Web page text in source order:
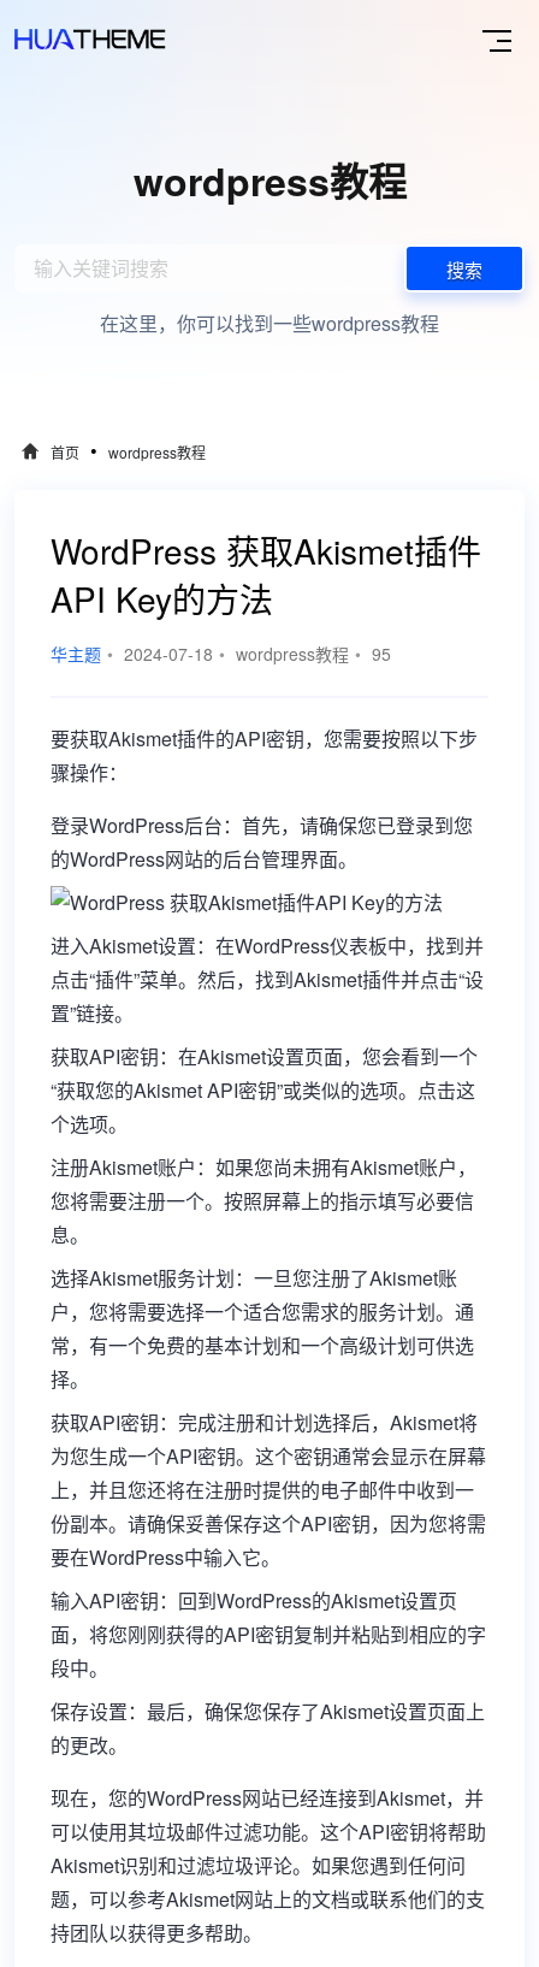
wordpress教程
搜索
在这里，你可以找到一些wordpress教程
首页 • wordpress教程
WordPress 获取Akismet插件
API Key的方法
华主题 • 2024-07-18 • wordpress教程 • 95
要获取Akismet插件的API密钥，您需要按照以下步
骤操作：
登录WordPress后台：首先，请确保您已登录到您
的WordPress网站的后台管理界面。
进入Akismet设置：在WordPress仪表板中，找到并
点击“插件”菜单。然后，找到Akismet插件并点击“设
置”链接。
获取API密钥：在Akismet设置页面，您会看到一个
“获取您的Akismet API密钥”或类似的选项。点击这
个选项。
注册Akismet账户：如果您尚未拥有Akismet账户，
您将需要注册一个。按照屏幕上的指示填写必要信
息。
选择Akismet服务计划：一旦您注册了Akismet账
户，您将需要选择一个适合您需求的服务计划。通
常，有一个免费的基本计划和一个高级计划可供选
择。
获取API密钥：完成注册和计划选择后，Akismet将
为您生成一个API密钥。这个密钥通常会显示在屏幕
上，并且您还将在注册时提供的电子邮件中收到一
份副本。请确保妥善保存这个API密钥，因为您将需
要在WordPress中输入它。
输入API密钥：回到WordPress的Akismet设置页
面，将您刚刚获得的API密钥复制并粘贴到相应的字
段中。
保存设置：最后，确保您保存了Akismet设置页面上
的更改。
现在，您的WordPress网站已经连接到Akismet，并
可以使用其垃圾邮件过滤功能。这个API密钥将帮助
Akismet识别和过滤垃圾评论。如果您遇到任何问
题，可以参考Akismet网站上的文档或联系他们的支
持团队以获得更多帮助。